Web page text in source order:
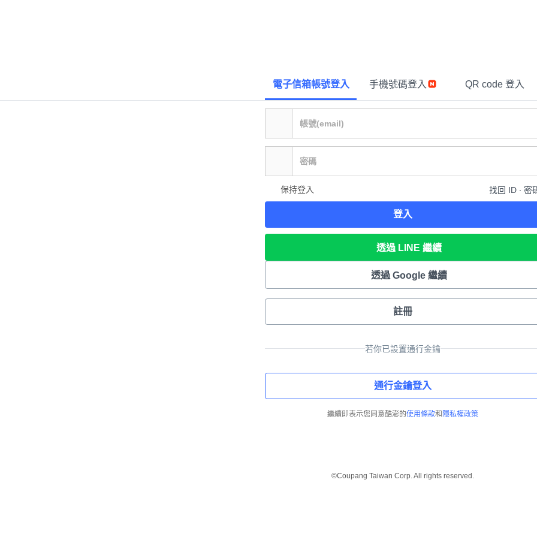
電子信箱帳號登入 手機號碼登入 QR code 登入
保持登入 找回 ID ∙ 密
登入
透過 LINE 繼續
透過 Google 繼續
註冊
若你已設置通行金鑰
通行金鑰登入
繼續即表示您同意酷澎的使用條款和 隱私權政策
©Coupang Taiwan Corp. All rights reserved.